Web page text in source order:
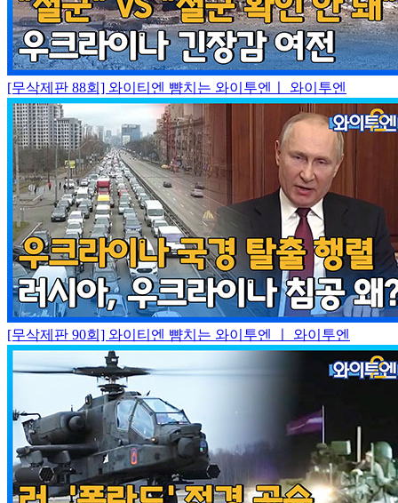
[무삭제판 88회] 와이티엔 뺨치는 와이투엔ㅣ 와이투엔
[무삭제판 90회] 와이티엔 뺨치는 와이투엔 ㅣ 와이투엔